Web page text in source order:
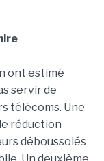
ont estimé
servir de
télécoms. Une
réduction
déboussolés